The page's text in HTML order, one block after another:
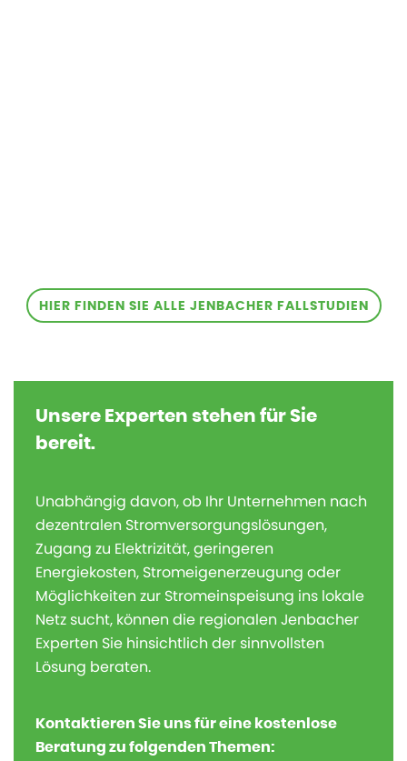
HIER FINDEN SIE ALLE JENBACHER FALLSTUDIEN
Unsere Experten stehen für Sie
bereit.
Unabhängig davon, ob Ihr Unternehmen nach
dezentralen Stromversorgungslösungen,
Zugang zu Elektrizität, geringeren
Energiekosten, Stromeigenerzeugung oder
Möglichkeiten zur Stromeinspeisung ins lokale
Netz sucht, können die regionalen Jenbacher
Experten Sie hinsichtlich der sinnvollsten
Lösung beraten.
Kontaktieren Sie uns für eine kostenlose
Beratung zu folgenden Themen: